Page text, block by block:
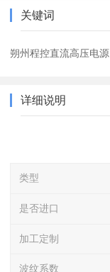
关键词
朔州程控直流高压电源
详细说明
类型
是否进口
加工定制
波纹系数